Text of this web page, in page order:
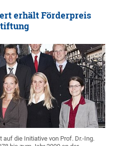
erhält Förderpreis
auf die Initiative von Prof. Dr.-Ing.